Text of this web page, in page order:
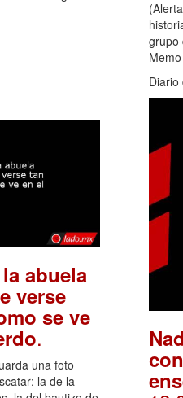
abuela
verse
se ve
.
una foto
la de la
grupo
Memo
Diario